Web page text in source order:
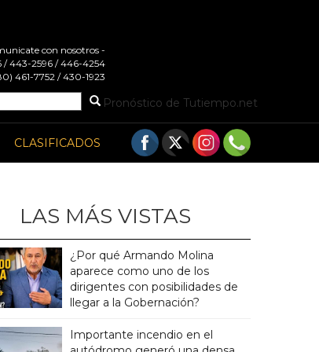
con nosotros -
/ 443-2596 / 446-4254
461-7752 / 430-1923
Pronóstico de Tutiempo.net
CLASIFICADOS
LAS MÁS VISTAS
¿Por qué Armando Molina
aparece como uno de los
dirigentes con posibilidades de
llegar a la Gobernación?
Importante incendio en el